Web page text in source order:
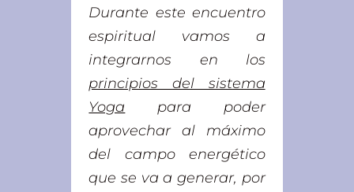
Durante este encuentro
espiritual vamos a
integrarnos en los
principios del sistema
Yoga para poder
aprovechar al máximo
del campo energético
que se va a generar, por